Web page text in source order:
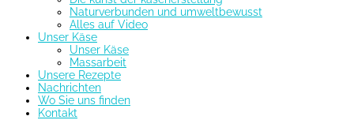
Naturverbunden und umweltbewusst
Alles auf Video
Unser Käse
Unser Käse
Massarbeit
Unsere Rezepte
Nachrichten
Wo Sie uns finden
Kontakt